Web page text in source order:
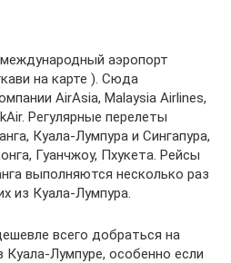
аэропорт
на карте ). Сюда
AirAsia, Malaysia Airlines,
Регулярные перелеты
Куала-Лумпура и Сингапура,
Гуанчжоу, Пхукета. Рейсы
выполняются несколько раз
из Куала-Лумпура.
всего добраться на
Куала-Лумпуре, особенно если